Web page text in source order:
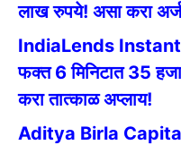
लाख रुपये! असा करा
IndiaLends Instant
फक्त 6 मिनिटात 35
करा तात्काळ अप्लाय!
Aditya Birla